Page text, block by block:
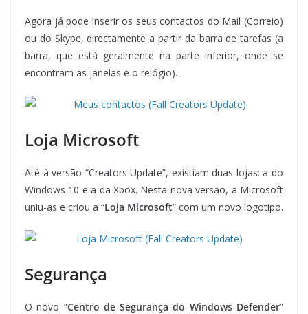
Agora já pode inserir os seus contactos do Mail (Correio)
ou do Skype, directamente a partir da barra de tarefas (a
barra, que está geralmente na parte inferior, onde se
encontram as janelas e o relógio).
Loja Microsoft
Até à versão “Creators Update”, existiam duas lojas: a do
Windows 10 e a da Xbox. Nesta nova versão, a Microsoft
uniu-as e criou a “Loja Microsoft” com um novo logotipo.
Segurança
O novo “Centro de Segurança do Windows Defender”